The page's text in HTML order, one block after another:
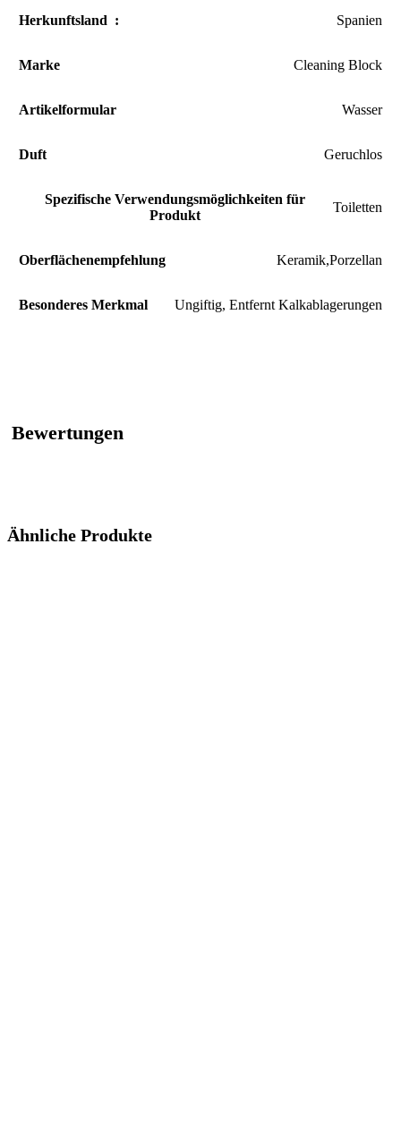
Herkunftsland ‏ : ‎ Spanien
Marke Cleaning Block
Artikelformular Wasser
Duft Geruchlos
Spezifische Verwendungsmöglichkeiten für
Produkt
Toiletten
Oberflächenempfehlung Keramik,Porzellan
Besonderes Merkmal Ungiftig, Entfernt Kalkablagerungen
Bewertungen
Ähnliche Produkte